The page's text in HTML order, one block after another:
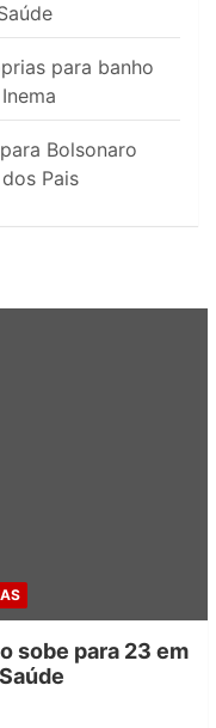
para banho
Bolsonaro
Pais
sobe para 23 em